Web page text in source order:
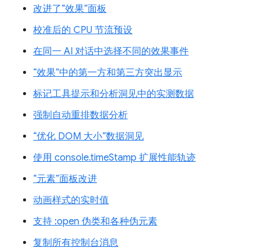
改进了“效果”面板
校准后的 CPU 节流预设
在同一 AI 对话中选择不同的效果事件
“效果”中的第一方和第三方突出显示
标记工具提示和分析洞见中的实测数据
强制自动重排数据分析
“优化 DOM 大小”数据洞见
使用 console.timeStamp 扩展性能轨迹
“元素”面板改进
动画样式的实时值
支持 :open 伪类和各种伪元素
复制所有控制台消息